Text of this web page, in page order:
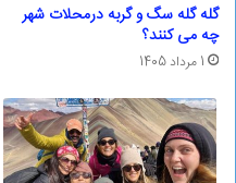
گله گله سگ و گربه درمحلات شهر
چه می کنند؟
1 مرداد 1405